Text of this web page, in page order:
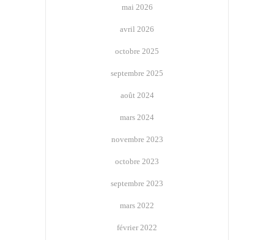
mai 2026
avril 2026
octobre 2025
septembre 2025
août 2024
mars 2024
novembre 2023
octobre 2023
septembre 2023
mars 2022
février 2022